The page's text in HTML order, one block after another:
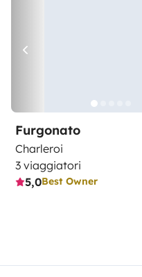
Furgonato
Charleroi
3 viaggiatori
5,0Best Owner